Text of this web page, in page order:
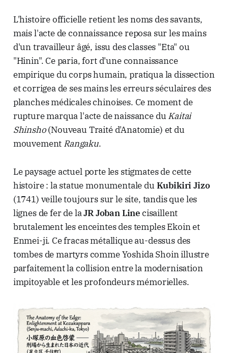
L'histoire officielle retient les noms des savants,
mais l'acte de connaissance reposa sur les mains
d'un travailleur âgé, issu des classes "Eta" ou
"Hinin". Ce paria, fort d'une connaissance
empirique du corps humain, pratiqua la dissection
et corrigea de ses mains les erreurs séculaires des
planches médicales chinoises. Ce moment de
rupture marqua l'acte de naissance du Kaitai
Shinsho(Nouveau Traité d'Anatomie) et du
mouvement Rangaku.
Le paysage actuel porte les stigmates de cette
histoire : la statue monumentale du Kubikiri Jizo
(1741) veille toujours sur le site, tandis que les
lignes de fer de laJR Joban Linecisaillent
brutalement les enceintes des temples Ekoin et
Enmei-ji. Ce fracas métallique au-dessus des
tombes de martyrs comme Yoshida Shoin illustre
parfaitement la collision entre la modernisation
impitoyable et les profondeurs mémorielles.